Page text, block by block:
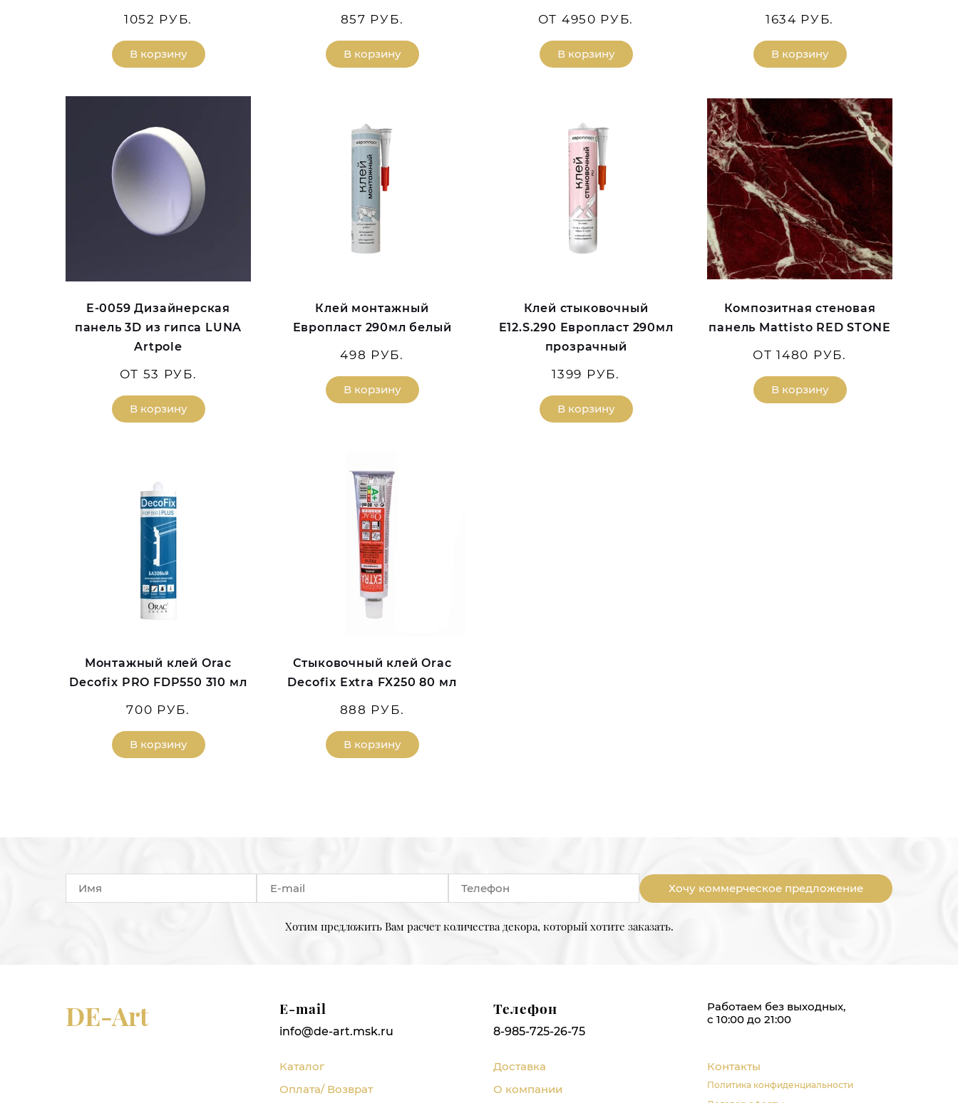
1052 РУБ.
В корзину
857 РУБ.
В корзину
ОТ 4950 РУБ.
В корзину
1634 РУБ.
В корзину
E-0059 Дизайнерская
панель 3D из гипса LUNA
Artpole
ОТ 53 РУБ.
В корзину
Клей монтажный
Европласт 290мл белый
498 РУБ.
В корзину
Клей стыковочный
E12.S.290 Европласт 290мл
прозрачный
1399 РУБ.
В корзину
Композитная стеновая
панель Mattisto RED STONE
ОТ 1480 РУБ.
В корзину
Монтажный клей Orac
Decofix PRO FDP550 310 мл
700 РУБ.
В корзину
Стыковочный клей Orac
Decofix Extra FX250 80 мл
888 РУБ.
В корзину
Хочу коммерческое предложение
Хотим предложить Вам расчет количества декора, который хотите заказать.
DE-Art E-mail
info@de-art.msk.ru
Телефон
8-985-725-26-75
Работаем без выходных,
с 10:00 до 21:00
Каталог
Оплата/ Возврат
Доставка
О компании
Контакты
Политика конфиденциальности